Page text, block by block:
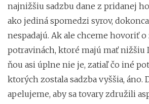
najnižšiu sadzbu dane z pridanej
ako jediná spomedzi syrov,
nespadajú. Ak ale chceme hovoriť
potravinách, ktoré majú mať nižšiu
ňou asi úplne nie je, zatiaľ čo iné
ktorých zostala sadzba vyššia, áno.
apelujeme, aby sa tovary združili